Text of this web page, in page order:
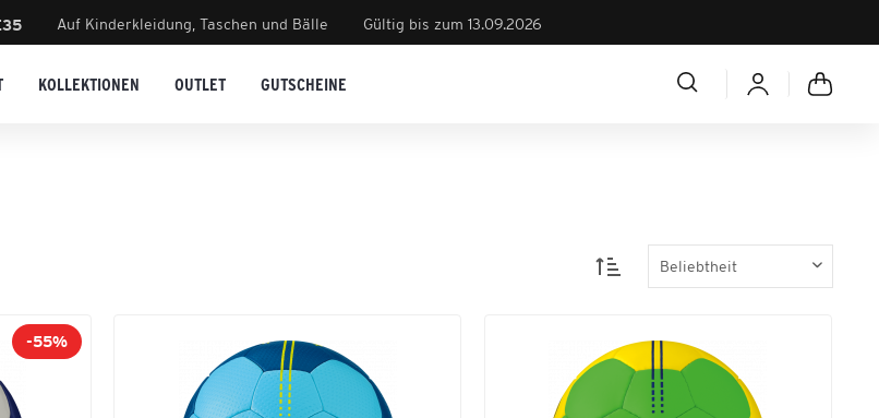
Auf Kinderkleidung, Taschen und Bälle Gültig bis zum 13.09.2026
KOLLEKTIONEN OUTLET GUTSCHEINE
-55%